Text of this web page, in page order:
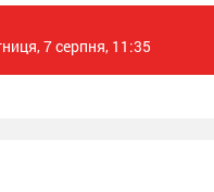
7 серпня, 11:35